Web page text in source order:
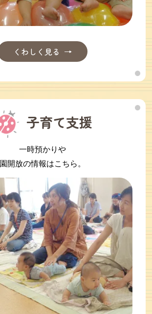
くわしく見る
子育て支援
一時預かりや
園開放の情報はこちら。